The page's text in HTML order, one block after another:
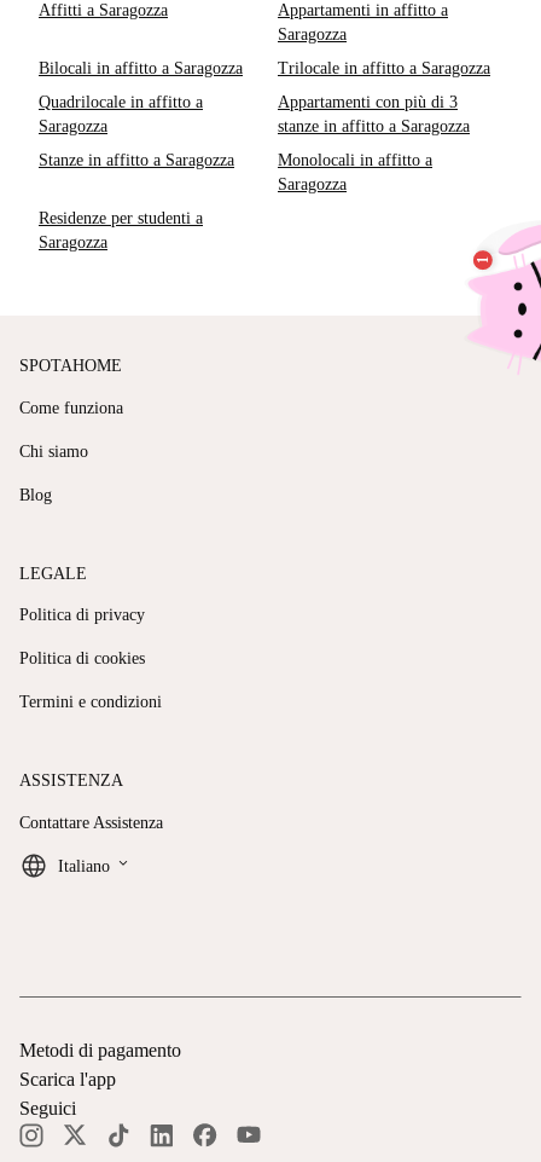
Affitti a Saragozza
Appartamenti in affitto a
Saragozza
Bilocali in affitto a Saragozza
Trilocale in affitto a Saragozza
Quadrilocale in affitto a
Saragozza
Appartamenti con più di 3
stanze in affitto a Saragozza
Stanze in affitto a Saragozza
Monolocali in affitto a
Saragozza
Residenze per studenti a
Saragozza
SPOTAHOME
Come funziona
Chi siamo
Blog
LEGALE
Politica di privacy
Politica di cookies
Termini e condizioni
ASSISTENZA
Contattare Assistenza
Italiano keyboard_arrow_down
Metodi di pagamento
Scarica l'app
Seguici